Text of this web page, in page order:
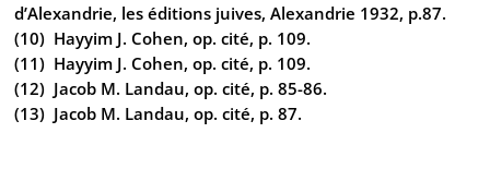
d’Alexandrie, les éditions juives, Alexandrie 1932, p.87.
(10) Hayyim J. Cohen, op. cité, p. 109.
(11) Hayyim J. Cohen, op. cité, p. 109.
(12) Jacob M. Landau, op. cité, p. 85-86.
(13) Jacob M. Landau, op. cité, p. 87.